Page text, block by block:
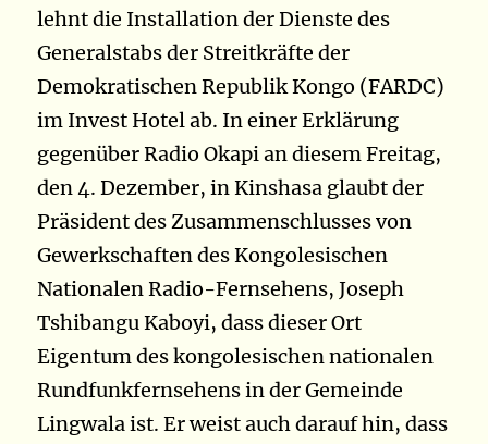
lehnt die Installation der Dienste des
Generalstabs der Streitkräfte der
Demokratischen Republik Kongo (FARDC)
im Invest Hotel ab. In einer Erklärung
gegenüber Radio Okapi an diesem Freitag,
den 4. Dezember, in Kinshasa glaubt der
Präsident des Zusammenschlusses von
Gewerkschaften des Kongolesischen
Nationalen Radio-Fernsehens, Joseph
Tshibangu Kaboyi, dass dieser Ort
Eigentum des kongolesischen nationalen
Rundfunkfernsehens in der Gemeinde
Lingwala ist. Er weist auch darauf hin, dass